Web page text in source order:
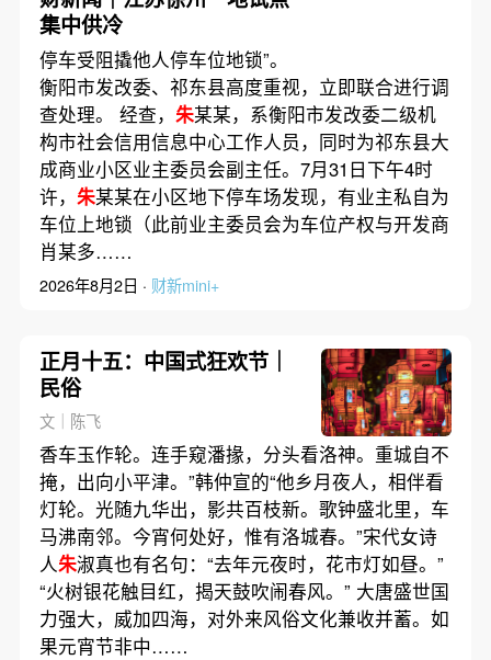
集中供冷
停车受阻撬他人停车位地锁”。
衡阳市发改委、祁东县高度重视，立即联合进行调
查处理。 经查， 朱某某，系衡阳市发改委二级机
构市社会信用信息中心工作人员，同时为祁东县大
成商业小区业主委员会副主任。7月31日下午4时
许， 朱某某在小区地下停车场发现，有业主私自为
车位上地锁（此前业主委员会为车位产权与开发商
肖某多……
2026年8月2日 · 财新mini+
正月十五：中国式狂欢节｜
民俗
文｜陈飞
香车玉作轮。连手窥潘掾，分头看洛神。重城自不
掩，出向小平津。”韩仲宣的“他乡月夜人，相伴看
灯轮。光随九华出，影共百枝新。歌钟盛北里，车
马沸南邻。今宵何处好，惟有洛城春。”宋代女诗
人朱淑真也有名句：“去年元夜时，花市灯如昼。”
“火树银花触目红，揭天鼓吹闹春风。” 大唐盛世国
力强大，威加四海，对外来风俗文化兼收并蓄。如
果元宵节非中……